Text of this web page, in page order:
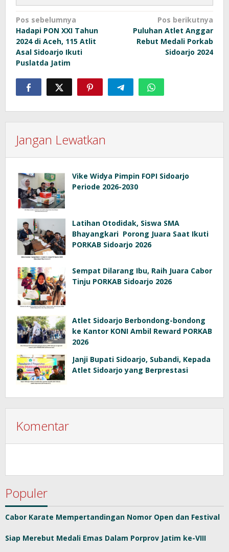
Navigasi
pos
Pos sebelumnya
Hadapi PON XXI Tahun
2024 di Aceh, 115 Atlit
Asal Sidoarjo Ikuti
Puslatda Jatim
Pos berikutnya
Puluhan Atlet Anggar
Rebut Medali Porkab
Sidoarjo 2024
Jangan Lewatkan
Vike Widya Pimpin FOPI Sidoarjo
Periode 2026-2030
Latihan Otodidak, Siswa SMA
Bhayangkari Porong Juara Saat Ikuti
PORKAB Sidoarjo 2026
Sempat Dilarang Ibu, Raih Juara Cabor
Tinju PORKAB Sidoarjo 2026
Atlet Sidoarjo Berbondong-bondong
ke Kantor KONI Ambil Reward PORKAB
2026
Janji Bupati Sidoarjo, Subandi, Kepada
Atlet Sidoarjo yang Berprestasi
Komentar
Populer
Cabor Karate Mempertandingan Nomor Open dan Festival
Siap Merebut Medali Emas Dalam Porprov Jatim ke-VIII